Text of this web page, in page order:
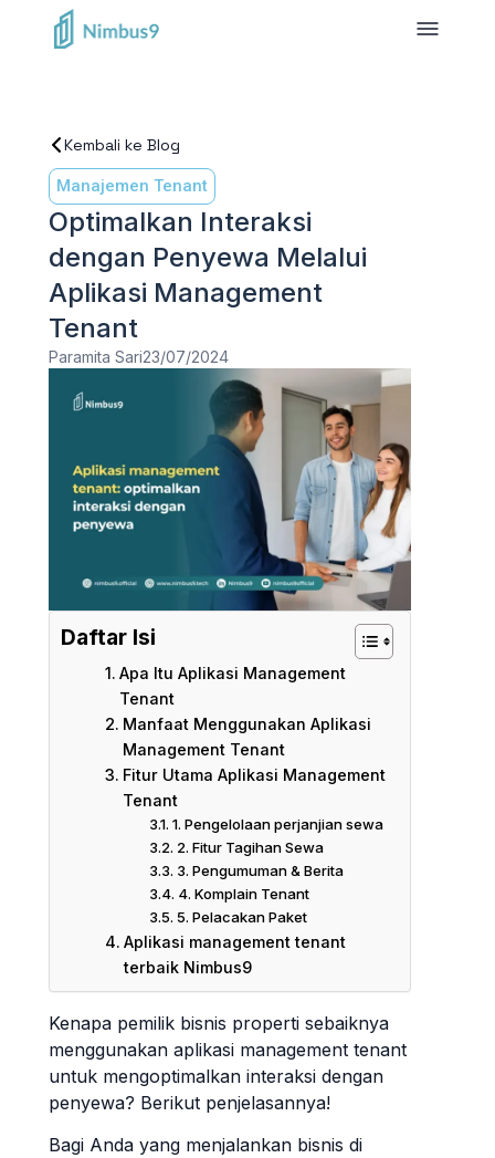
Kembali ke Blog
Manajemen Tenant
Optimalkan Interaksi
dengan Penyewa Melalui
Aplikasi Management
Tenant
Paramita Sari23/07/2024
Daftar Isi
Apa Itu Aplikasi Management
Tenant
Manfaat Menggunakan Aplikasi
Management Tenant
Fitur Utama Aplikasi Management
Tenant
1. Pengelolaan perjanjian sewa
2. Fitur Tagihan Sewa
3. Pengumuman & Berita
4. Komplain Tenant
5. Pelacakan Paket
Aplikasi management tenant
terbaik Nimbus9
Kenapa pemilik bisnis properti sebaiknya
menggunakan aplikasi management tenant
untuk mengoptimalkan interaksi dengan
penyewa? Berikut penjelasannya!
Bagi Anda yang menjalankan bisnis di